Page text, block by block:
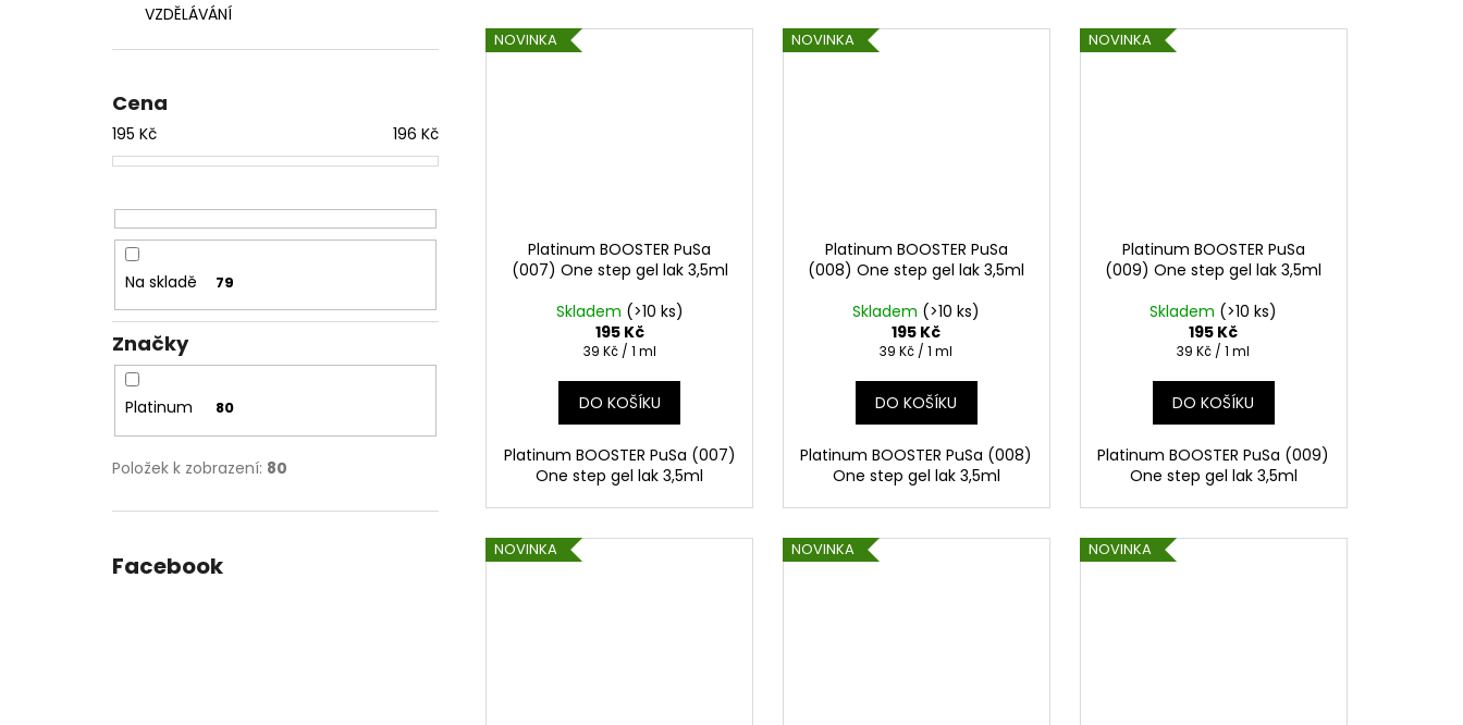
VZDĚLÁVÁNÍ
Cena
195 Kč 196 Kč
Na skladě 79
Značky
Platinum 80
Položek k zobrazení: 80
Facebook
NOVINKA
Platinum BOOSTER PuSa
(007) One step gel lak 3,5ml
Skladem (>10 ks)
195 Kč
Měrná
39 Kč / 1 ml
DO KOŠÍKU
Platinum BOOSTER PuSa (007)
One step gel lak 3,5ml
NOVINKA
Platinum BOOSTER PuSa
(008) One step gel lak 3,5ml
Skladem (>10 ks)
195 Kč
Měrná
39 Kč / 1 ml
DO KOŠÍKU
Platinum BOOSTER PuSa (008)
One step gel lak 3,5ml
NOVINKA
Platinum BOOSTER PuSa
(009) One step gel lak 3,5ml
Skladem (>10 ks)
195 Kč
Měrná
39 Kč / 1 ml
DO KOŠÍKU
Platinum BOOSTER PuSa (009)
One step gel lak 3,5ml
NOVINKA NOVINKA NOVINKA